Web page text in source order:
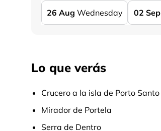
26 Aug Wednesday 02 Sep
Lo que verás
Crucero a la isla de Porto Santo
Mirador de Portela
Serra de Dentro